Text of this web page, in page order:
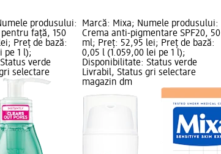
produsului:
față, 150
Preț de bază:
pe 1 l);
verde
selectare
Marcă: Mixa; Numele produsului:
Crema anti-pigmentare SPF20, 50
ml; Preț: 52,95 lei; Preț de bază:
0,05 l (1.059,00 lei pe 1 l);
Disponibilitate: Status verde
Livrabil, Status gri selectare
magazin dm